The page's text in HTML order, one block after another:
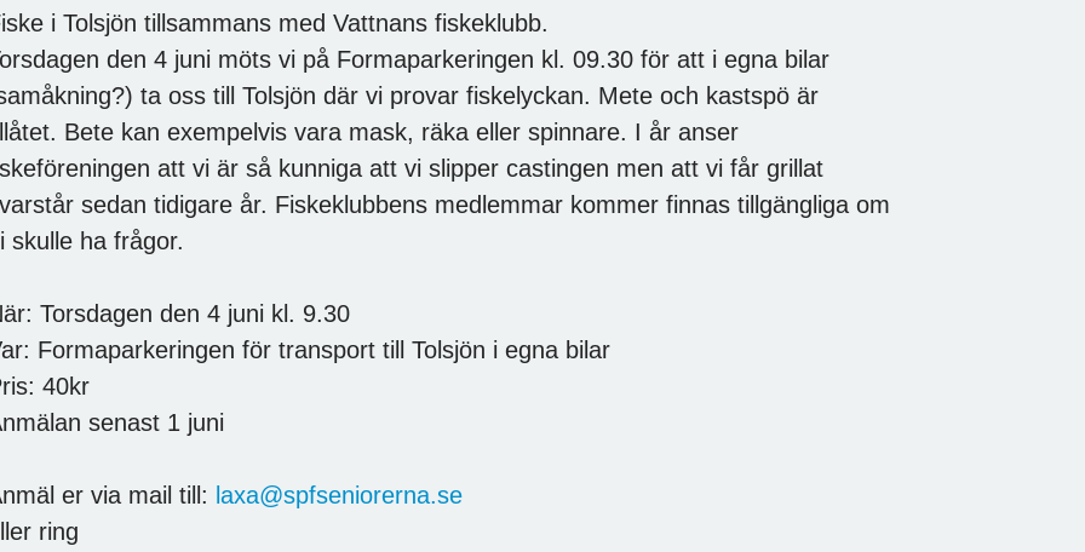
i Tolsjön tillsammans med Vattnans fiskeklubb.
den 4 juni möts vi på Formaparkeringen kl. 09.30 för att i egna bilar
ta oss till Tolsjön där vi provar fiskelyckan. Mete och kastspö är
Bete kan exempelvis vara mask, räka eller spinnare. I år anser
att vi är så kunniga att vi slipper castingen men att vi får grillat
sedan tidigare år. Fiskeklubbens medlemmar kommer finnas tillgängliga om
skulle ha frågor.
Torsdagen den 4 juni kl. 9.30
Formaparkeringen för transport till Tolsjön i egna bilar
40kr
senast 1 juni
er via mail till: laxa@spfseniorerna.se
ring